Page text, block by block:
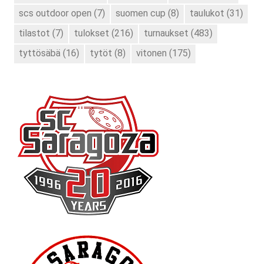
scs outdoor open (7) suomen cup (8) taulukot (31)
tilastot (7) tulokset (216) turnaukset (483)
tyttösäbä (16) tytöt (8) vitonen (175)